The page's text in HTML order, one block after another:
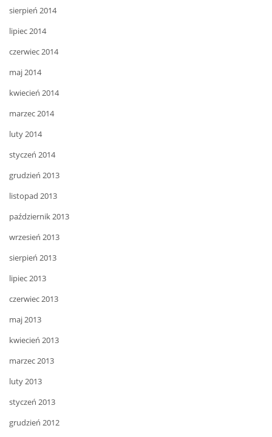
sierpień 2014
lipiec 2014
czerwiec 2014
maj 2014
kwiecień 2014
marzec 2014
luty 2014
styczeń 2014
grudzień 2013
listopad 2013
październik 2013
wrzesień 2013
sierpień 2013
lipiec 2013
czerwiec 2013
maj 2013
kwiecień 2013
marzec 2013
luty 2013
styczeń 2013
grudzień 2012